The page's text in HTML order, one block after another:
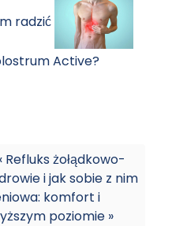
radzić
Active?
Refluks żołądkowo-
i jak sobie z nim
komfort i
poziomie »